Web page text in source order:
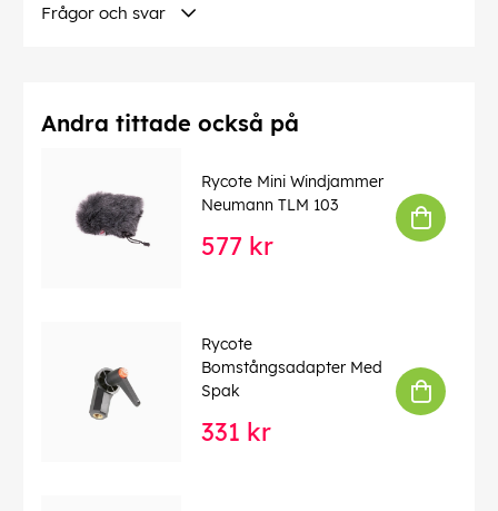
Frågor och svar
Andra tittade också på
Rycote Mini Windjammer
Neumann TLM 103
577 kr
Rycote
Bomstångsadapter Med
Spak
331 kr